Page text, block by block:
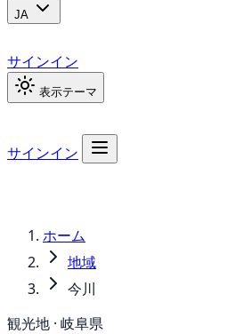
JA
サインイン
表示テーマ
サインイン
ホーム
地域
今川
観光地 · 岐阜県